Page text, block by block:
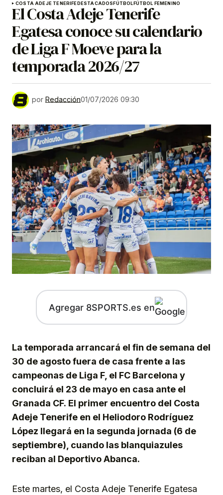
COSTA ADEJE TENERIFEDESTACADOSFÚTBOLFÚTBOL FEMENINO
El Costa Adeje Tenerife
Egatesa conoce su calendario
de Liga F Moeve para la
temporada 2026/27
por Redacción01/07/2026 09:30
Agregar 8SPORTS.es en
La temporada arrancará el fin de semana del
30 de agosto fuera de casa frente a las
campeonas de Liga F, el FC Barcelona y
concluirá el 23 de mayo en casa ante el
Granada CF. El primer encuentro del Costa
Adeje Tenerife en el Heliodoro Rodríguez
López llegará en la segunda jornada (6 de
septiembre), cuando las blanquiazules
reciban al Deportivo Abanca.
Este martes, el Costa Adeje Tenerife Egatesa